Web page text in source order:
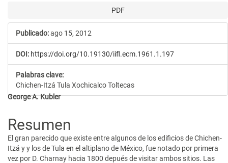
PDF
Publicado:ago 15, 2012
DOI: https://doi.org/10.19130/iifl.ecm.1961.1.197
Palabras clave:
Chichen-Itzá Tula Xochicalco Toltecas
Contenido
principal
del
artículo
George A. Kubler
Resumen
El gran parecido que existe entre algunos de los edificios de Chichen-
Itzá y y los de Tula en el altiplano de México, fue notado por primera
vez por D. Charnay hacia 1800 depués de visitar ambos sitios. Las